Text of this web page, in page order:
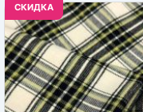
CКИДКА